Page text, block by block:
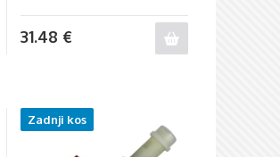
31.48 €
Zadnji kos